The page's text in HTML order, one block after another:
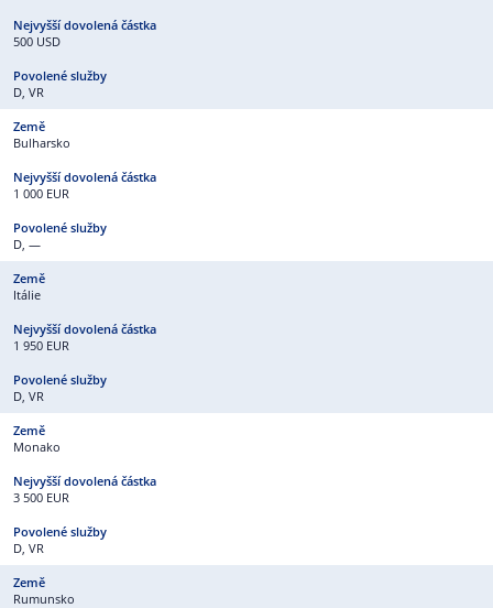
500 USD
D, VR
Bulharsko
1 000 EUR
D, —
Itálie
1 950 EUR
D, VR
Monako
3 500 EUR
D, VR
Rumunsko